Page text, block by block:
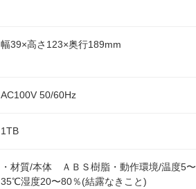
幅39×高さ123×奥行189mm
AC100V 50/60Hz
1TB
・材質/本体 ＡＢＳ樹脂・動作環境/温度5〜
35℃湿度20〜80％(結露なきこと)